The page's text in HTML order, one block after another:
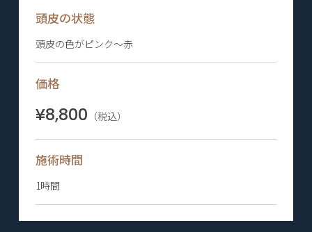
頭皮の状態
頭皮の色がピンク〜赤
価格
¥8,800 （税込）
施術時間
1時間